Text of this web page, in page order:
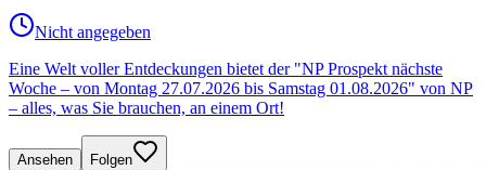
Nicht angegeben
Eine Welt voller Entdeckungen bietet der "NP Prospekt nächste
Woche – von Montag 27.07.2026 bis Samstag 01.08.2026" von NP
– alles, was Sie brauchen, an einem Ort!
Ansehen Folgen